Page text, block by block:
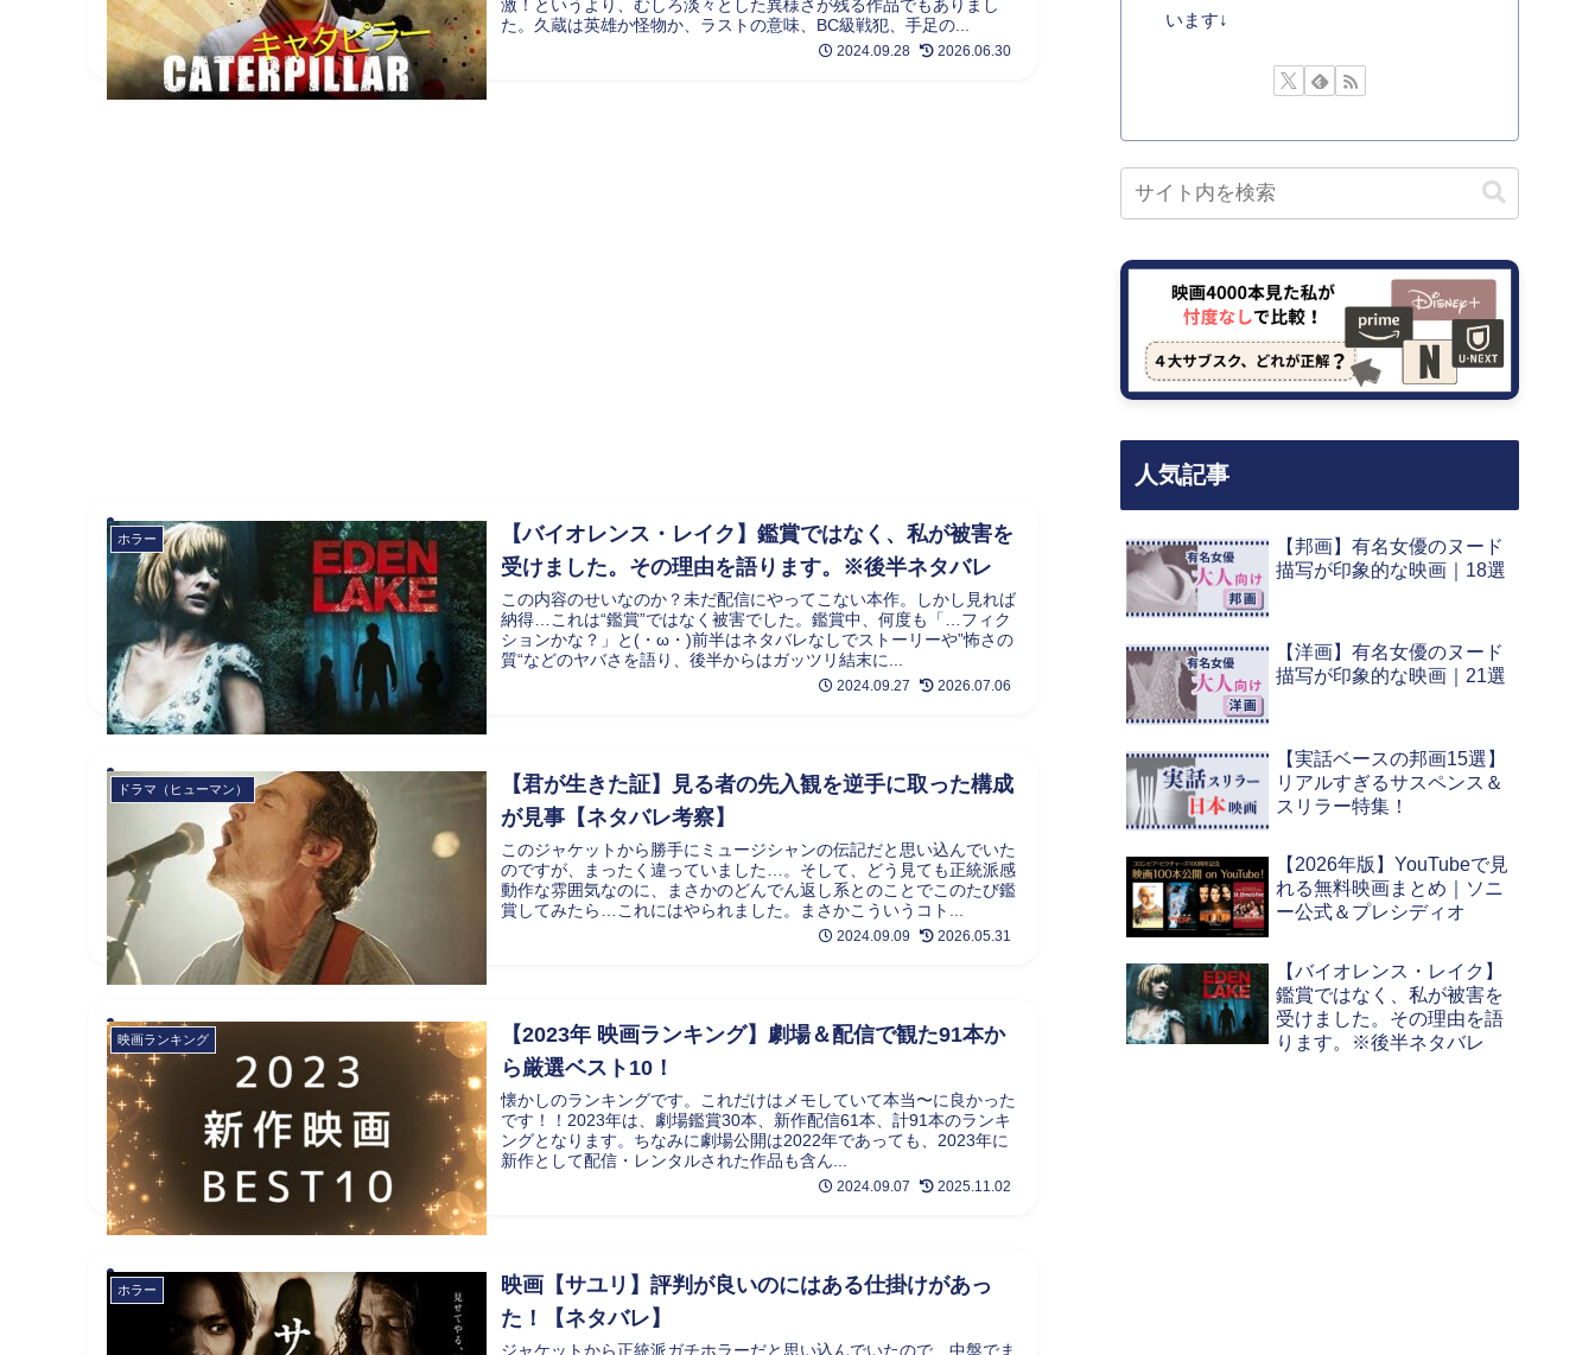
激！というより、むしろ淡々とした異様さが残る作品でもありまし
た。久蔵は英雄か怪物か、ラストの意味、BC級戦犯、手足の...
2024.09.28 2026.06.30
ホラー
【バイオレンス・レイク】鑑賞ではなく、私が被害を
受けました。その理由を語ります。※後半ネタバレ
この内容のせいなのか？未だ配信にやってこない本作。しかし見れば
納得…これは“鑑賞”ではなく被害でした。鑑賞中、何度も「…フィク
ションかな？」と(・ω・)前半はネタバレなしでストーリーや”怖さの
質“などのヤバさを語り、後半からはガッツリ結末に...
2024.09.27 2026.07.06
ドラマ（ヒューマン）
【君が生きた証】見る者の先入観を逆手に取った構成
が見事【ネタバレ考察】
このジャケットから勝手にミュージシャンの伝記だと思い込んでいた
のですが、まったく違っていました…。そして、どう見ても正統派感
動作な雰囲気なのに、まさかのどんでん返し系とのことでこのたび鑑
賞してみたら…これにはやられました。まさかこういうコト...
2024.09.09 2026.05.31
映画ランキング
【2023年 映画ランキング】劇場＆配信で観た91本か
ら厳選ベスト10！
懐かしのランキングです。これだけはメモしていて本当〜に良かった
です！！2023年は、劇場鑑賞30本、新作配信61本、計91本のランキ
ングとなります。ちなみに劇場公開は2022年であっても、2023年に
新作として配信・レンタルされた作品も含ん...
2024.09.07 2025.11.02
ホラー
映画【サユリ】評判が良いのにはある仕掛けがあっ
た！【ネタバレ】
ジャケットから正統派ガチホラーだと思い込んでいたので、中盤でま
います↓
人気記事
【邦画】有名女優のヌード
描写が印象的な映画｜18選
【洋画】有名女優のヌード
描写が印象的な映画｜21選
【実話ベースの邦画15選】
リアルすぎるサスペンス＆
スリラー特集！
【2026年版】YouTubeで見
れる無料映画まとめ｜ソニ
ー公式＆プレシディオ
【バイオレンス・レイク】
鑑賞ではなく、私が被害を
受けました。その理由を語
ります。※後半ネタバレ